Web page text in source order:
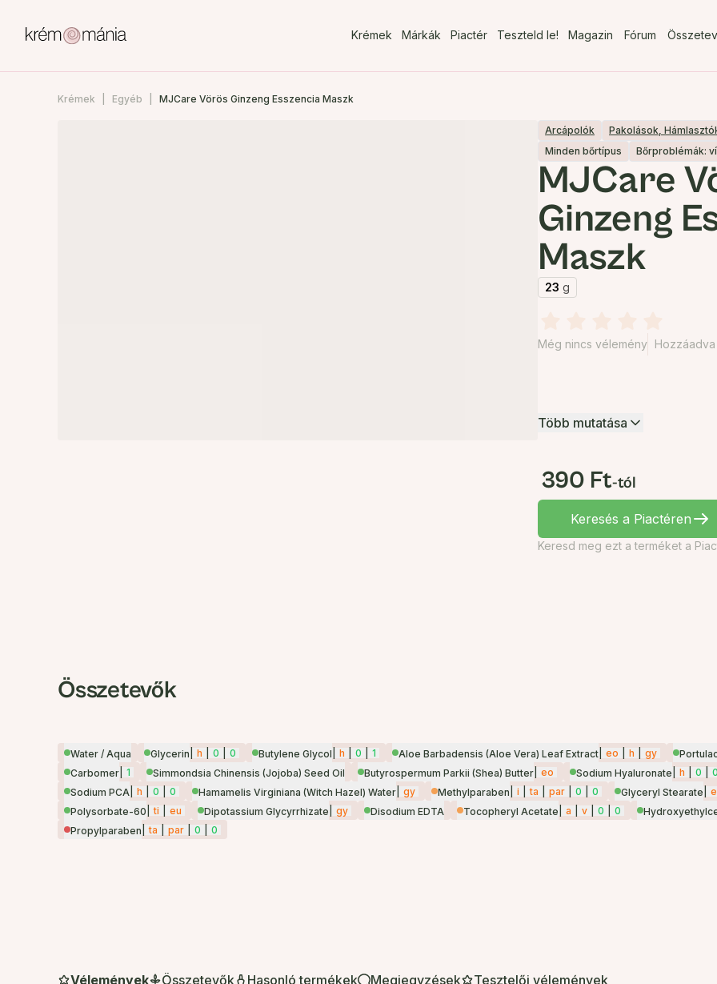
Krémek Márkák Piactér Teszteld le! Magazin Fórum
Krémek Egyéb MJCare Vörös Ginzeng Esszencia Maszk
Arcápolók Pakolások,
Minden bőrtípus
Bőrproblémák:
MJCare
Ginzeng
Maszk
23 g
Még nincs vélemény Hozzáadva
Több mutatása
390 Ft-tól
Keresés a Piactéren
Keresd meg ezt a terméket a
Összetevők
Water / Aqua Glycerin h 0 0 Butylene Glycol h 0 1 Aloe Barbadensis (Aloe Vera) Leaf Extract eo h gy
Carbomer 1 Simmondsia Chinensis (Jojoba) Seed Oil Butyrospermum Parkii (Shea) Butter eo Sodium Hyaluronate h 0 0
Sodium PCA h 0 0 Hamamelis Virginiana (Witch Hazel) Water gy Methylparaben i ta par 0 0 Glyceryl Stearate
Polysorbate-60
ti eu Dipotassium Glycyrrhizate gy Disodium EDTA Tocopheryl Acetate a v 0 0
Propylparaben
ta par 0 0
Vélemények Összetevők Hasonló termékek Megjegyzések Tesztelői vélemények